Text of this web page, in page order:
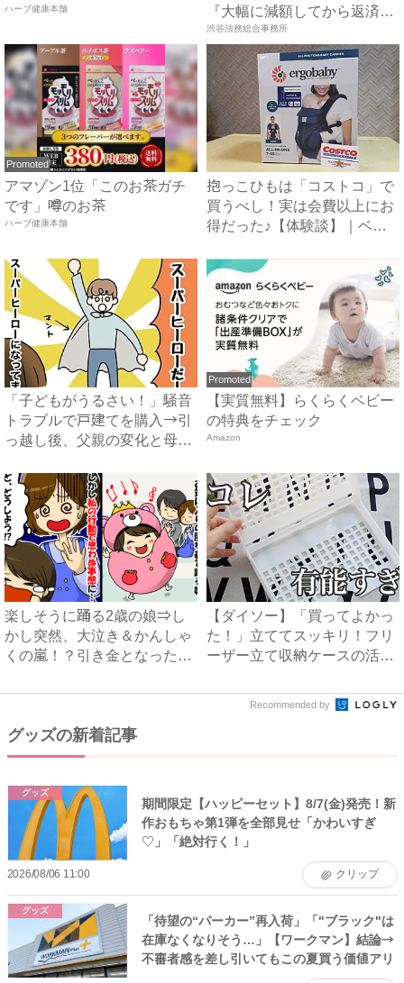
ハーブ健康本舗
『大幅に減額してから返済
す...
渋谷法務総合事務所
Promoted
アマゾン1位「このお茶ガチ
です」噂のお茶
ハーブ健康本舗
抱っこひもは「コストコ」で
買うべし！実は会費以上にお
得だった♪【体験談】｜ベビ
「子どもがうるさい！」騒音
トラブルで戸建てを購入→引
っ越し後、父親の変化と母親
Promoted
【実質無料】らくらくベビー
の特典をチェック
Amazon
楽しそうに踊る2歳の娘⇒し
かし突然、大泣き＆かんしゃ
くの嵐！？引き金となった出
【ダイソー】「買ってよかっ
た！」立ててスッキリ！フリ
ーザー立て収納ケースの活用
Recommended by
グッズの新着記事
グッズ
期間限定【ハッピーセット】8/7(金)発売！新
作おもちゃ第1弾を全部見せ「かわいすぎ
♡」「絶対行く！」
2026/08/06 11:00 クリップ
グッズ
「待望の“パーカー”再入荷」「"ブラック"は
在庫なくなりそう…」【ワークマン】結論→
不審者感を差し引いてもこの夏買う価値アリ